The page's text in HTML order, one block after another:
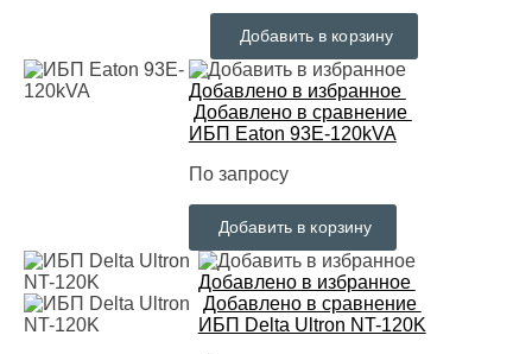
Добавить в корзину
Добавлено в избранное
Добавлено в сравнение
ИБП Eaton 93E-120kVA
По запросу
Добавить в корзину
Добавлено в избранное
Добавлено в сравнение
ИБП Delta Ultron NT-120K